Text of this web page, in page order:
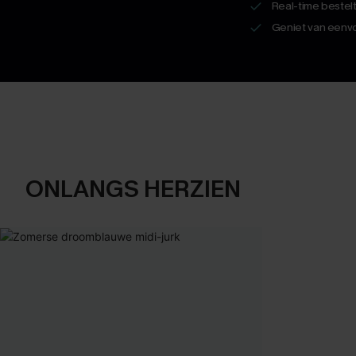
Real-time
Geniet van
ONLANGS HERZIEN